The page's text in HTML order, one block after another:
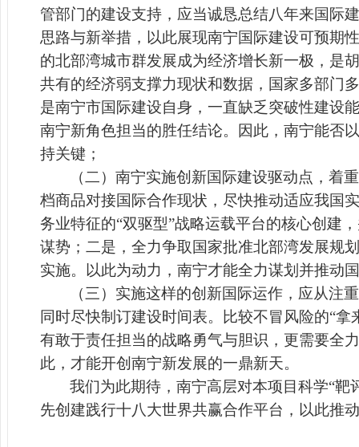
管部门的建设支持，应当诚恳总结八年来国际
思路与新举措，以此展现南宁国际建设可预期
的北部湾城市群发展成为经济增长新一极，是
共有的经济弱支撑力现状和数据，国家多部门
是南宁市国际建设自身，一直缺乏突破性建设
南宁新角色担当的胜任结论。因此，南宁能否
持关键；
（二）南宁实施创新国际建设驱动点，着
档商品对接国际合作现状，尽快推动适应我国
务业特征的“双驱型”战略运载平台的核心创建
谋势；二是，全力争取国家批准北部湾发展规
实施。以此为动力，南宁才能全力谋划并推动
（三）实施这样的创新国际运作，应从注
同时尽快制订建设时间表。比较不冒风险的“
有敢于责任担当的战略勇气与胆识，更需要全
此，才能开创南宁新发展的一鼎新天。
我们为此期待，南宁高层对本项目科学“
先创建践行十八大世界共赢合作平台，以此推